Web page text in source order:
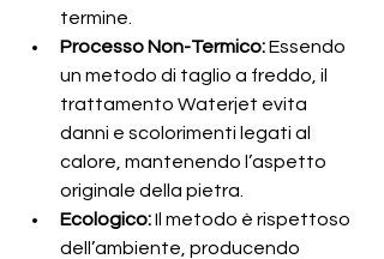
termine.
Processo Non-Termico: Essendo
un metodo di taglio a freddo, il
trattamento Waterjet evita
danni e scolorimenti legati al
calore, mantenendo l’aspetto
originale della pietra.
Ecologico: Il metodo è rispettoso
dell’ambiente, producendo